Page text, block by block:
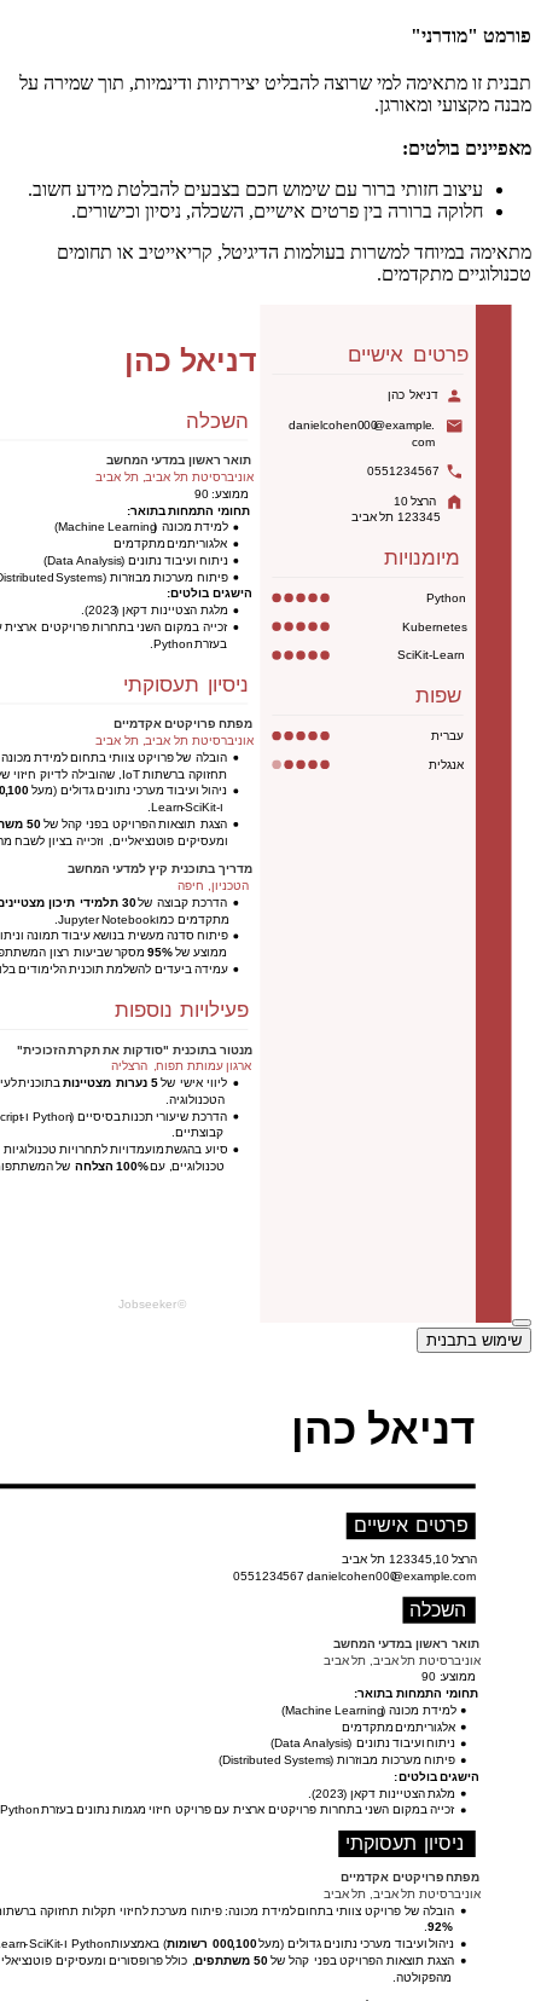
פורמט "מודרני"
תבנית זו מתאימה למי שרוצה להבליט יצירתיות ודינמיות, תוך שמירה על
מבנה מקצועי ומאורגן.
מאפיינים בולטים:
עיצוב חזותי ברור עם שימוש חכם בצבעים להבלטת מידע חשוב.
חלוקה ברורה בין פרטים אישיים, השכלה, ניסיון וכישורים.
מתאימה במיוחד למשרות בעולמות הדיגיטל, קריאייטיב או תחומים
טכנולוגיים מתקדמים.
שימוש בתבנית